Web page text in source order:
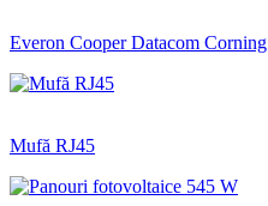
Everon Cooper Datacom Corning
Mufă RJ45